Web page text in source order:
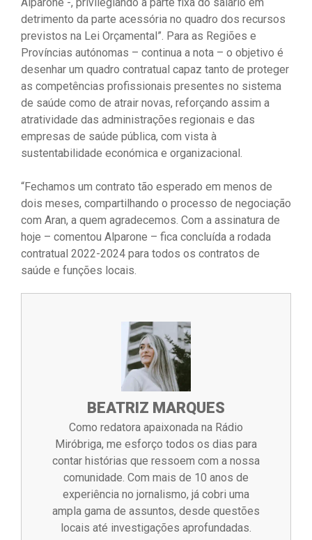
detrimento da parte acessória no quadro dos recursos
previstos na Lei Orçamental”. Para as Regiões e
Províncias autónomas – continua a nota – o objetivo é
desenhar um quadro contratual capaz tanto de proteger
as competências profissionais presentes no sistema
de saúde como de atrair novas, reforçando assim a
atratividade das administrações regionais e das
empresas de saúde pública, com vista à
sustentabilidade económica e organizacional.
“Fechamos um contrato tão esperado em menos de
dois meses, compartilhando o processo de negociação
com Aran, a quem agradecemos. Com a assinatura de
hoje – comentou Alparone – fica concluída a rodada
contratual 2022-2024 para todos os contratos de
saúde e funções locais.
BEATRIZ MARQUES
Como redatora apaixonada na Rádio
Miróbriga, me esforço todos os dias para
contar histórias que ressoem com a nossa
comunidade. Com mais de 10 anos de
experiência no jornalismo, já cobri uma
ampla gama de assuntos, desde questões
locais até investigações aprofundadas.